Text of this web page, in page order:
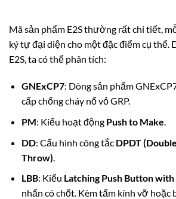
Mã sản phẩm E2S thường rất chi tiết,
ký tự đại diện cho một đặc điểm cụ thể.
E2S, ta có thể phân tích:
GNExCP7: Dòng sản phẩm
cấp chống cháy nổ vỏ GRP.
PM: Kiểu hoạt động Push to Make.
DD: Cấu hình công tắc DPDT
Throw)
LBB: Kiểu Latching Push Button with
nhấn có chốt. Kèm tấm kính vỡ hoặc